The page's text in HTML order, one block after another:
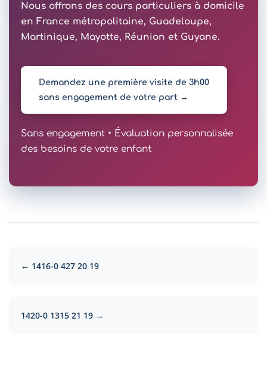
Nous offrons des cours particuliers à domicile
en France métropolitaine, Guadeloupe,
Martinique, Mayotte, Réunion et Guyane.
Demandez une première visite de 3h00
sans engagement de votre part →
Sans engagement • Évaluation personnalisée
des besoins de votre enfant
← 1416-0 427 20 19
1420-0 1315 21 19 →